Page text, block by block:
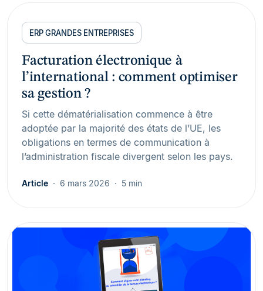
ERP GRANDES ENTREPRISES
Facturation électronique à
l’international : comment optimiser
sa gestion ?
Si cette dématérialisation commence à être
adoptée par la majorité des états de l’UE, les
obligations en termes de communication à
l’administration fiscale divergent selon les pays.
Article 6 mars 2026 5 min